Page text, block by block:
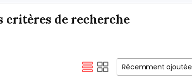
critères de recherche
Récemment ajoutée